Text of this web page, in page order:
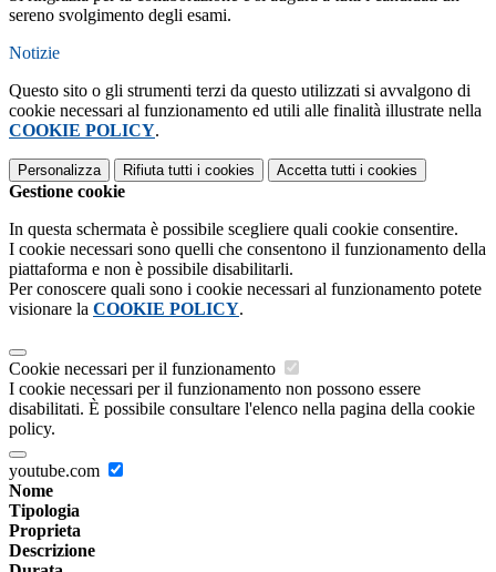
sereno svolgimento degli esami.
Notizie
Questo sito o gli strumenti terzi da questo utilizzati si avvalgono di
cookie necessari al funzionamento ed utili alle finalità illustrate nella
COOKIE POLICY.
Personalizza Rifiuta tutti i cookies Accetta tutti i cookies
Gestione cookie
In questa schermata è possibile scegliere quali cookie consentire.
I cookie necessari sono quelli che consentono il funzionamento della
piattaforma e non è possibile disabilitarli.
Per conoscere quali sono i cookie necessari al funzionamento potete
visionare la COOKIE POLICY.
Cookie necessari per il funzionamento
I cookie necessari per il funzionamento non possono essere
disabilitati. È possibile consultare l'elenco nella pagina della cookie
policy.
youtube.com
Nome
Tipologia
Proprieta
Descrizione